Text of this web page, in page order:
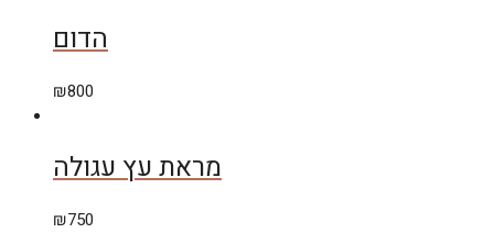
הדום
₪800
מראת עץ עגולה
₪750